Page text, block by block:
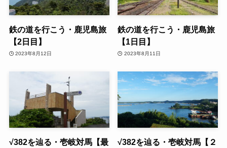
鉄の道を行こう・鹿児島旅
【2日目】
2023年8月12日
鉄の道を行こう・鹿児島旅
【1日目】
2023年8月11日
√382を辿る・壱岐対馬【最
√382を辿る・壱岐対馬【２